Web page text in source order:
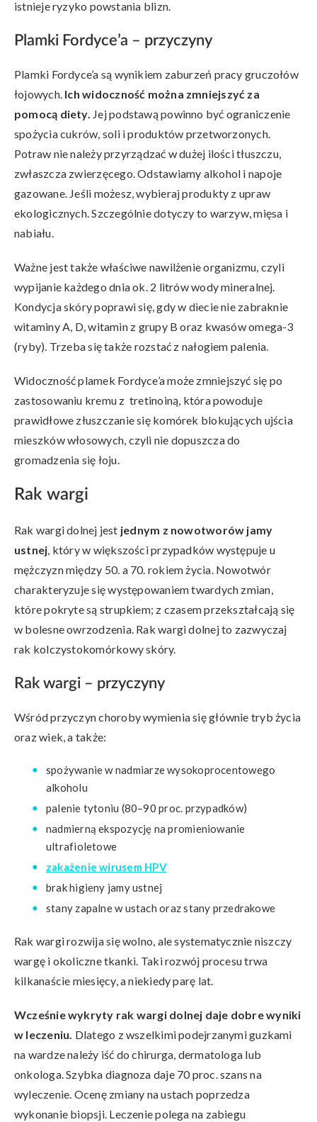
istnieje ryzyko powstania blizn.
Plamki Fordyce’a – przyczyny
Plamki Fordyce’a są wynikiem zaburzeń pracy gruczołów
łojowych. Ich widoczność można zmniejszyć za
pomocą diety. Jej podstawą powinno być ograniczenie
spożycia cukrów, soli i produktów przetworzonych.
Potraw nie należy przyrządzać w dużej ilości tłuszczu,
zwłaszcza zwierzęcego. Odstawiamy alkohol i napoje
gazowane. Jeśli możesz, wybieraj produkty z upraw
ekologicznych. Szczególnie dotyczy to warzyw, mięsa i
nabiału.
Ważne jest także właściwe nawilżenie organizmu, czyli
wypijanie każdego dnia ok. 2 litrów wody mineralnej.
Kondycja skóry poprawi się, gdy w diecie nie zabraknie
witaminy A, D, witamin z grupy B oraz kwasów omega-3
(ryby). Trzeba się także rozstać z nałogiem palenia.
Widoczność plamek Fordyce’a może zmniejszyć się po
zastosowaniu kremu z tretinoiną, która powoduje
prawidłowe złuszczanie się komórek blokujących ujścia
mieszków włosowych, czyli nie dopuszcza do
gromadzenia się łoju.
Rak wargi
Rak wargi dolnej jest jednym z nowotworów jamy
ustnej, który w większości przypadków występuje u
mężczyzn między 50. a 70. rokiem życia. Nowotwór
charakteryzuje się występowaniem twardych zmian,
które pokryte są strupkiem; z czasem przekształcają się
w bolesne owrzodzenia. Rak wargi dolnej to zazwyczaj
rak kolczystokomórkowy skóry.
Rak wargi – przyczyny
Wśród przyczyn choroby wymienia się głównie tryb życia
oraz wiek, a także:
spożywanie w nadmiarze wysokoprocentowego
alkoholu
palenie tytoniu (80–90 proc. przypadków)
nadmierną ekspozycję na promieniowanie
ultrafioletowe
zakażenie wirusem HPV
brak higieny jamy ustnej
stany zapalne w ustach oraz stany przedrakowe
Rak wargi rozwija się wolno, ale systematycznie niszczy
wargę i okoliczne tkanki. Taki rozwój procesu trwa
kilkanaście miesięcy, a niekiedy parę lat.
Wcześnie wykryty rak wargi dolnej daje dobre wyniki
w leczeniu. Dlatego z wszelkimi podejrzanymi guzkami
na wardze należy iść do chirurga, dermatologa lub
onkologa. Szybka diagnoza daje 70 proc. szans na
wyleczenie. Ocenę zmiany na ustach poprzedza
wykonanie biopsji. Leczenie polega na zabiegu